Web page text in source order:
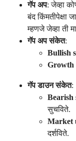
गॅप अप: जेव्हा
बंद किंमतीपेक्षा
म्हणजे जेव्हा ती
गॅप अप संकेत:
Bullish
Growth
गॅप डाउन संकेत:
Bearish
सुचविते.
Market
दर्शविते.